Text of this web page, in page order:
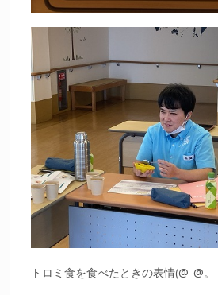
トロミ食を食べたときの表情(@_@。